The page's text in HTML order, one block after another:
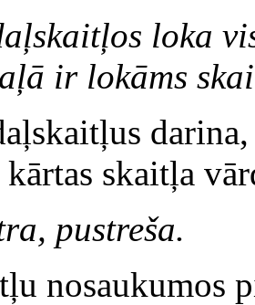
loka
ir lokāms
skaitļa
pustreša.
nosaukumos